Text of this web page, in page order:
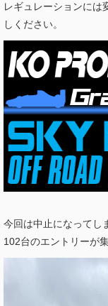
レギュレーションには
しください。
今回は中止になってし
102台のエントリーが